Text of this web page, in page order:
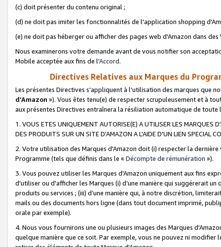
(c) doit présenter du contenu original ;
(d) ne doit pas imiter les fonctionnalités de l'application shopping
(e) ne doit pas héberger ou afficher des pages web d'Amazon dans
Nous examinerons votre demande avant de vous notifier son
Mobile acceptée aux fins de l'Accord.
Directives Relatives aux Marques du
Les présentes Directives s'appliquent à l'utilisation des marques que
d'Amazon »). Vous êtes tenu(e) de respecter scrupuleusement et à
aux présentes Directives entraînera la résiliation automatique de
1. VOUS ETES UNIQUEMENT AUTORISE(E) A UTILISER LES MARQUES
DES PRODUITS SUR UN SITE D'AMAZON A L'AIDE D'UN LIEN SPECIAL
2. Votre utilisation des Marques d'Amazon doit (i) respecter la
Programme (tels que définis dans le « Décompte de rémunération »).
3. Vous pouvez utiliser les Marques d'Amazon uniquement aux fins
d'utiliser ou d'afficher les Marques (i) d’une manière qui suggérerait
produits ou services ; (iii) d’une manière qui, à notre discrétion,
mails ou des documents hors ligne (dans tout document imprimé,
orale par exemple).
4. Nous vous fournirons une ou plusieurs images des Marques
quelque manière que ce soit. Par exemple, vous ne pouvez ni